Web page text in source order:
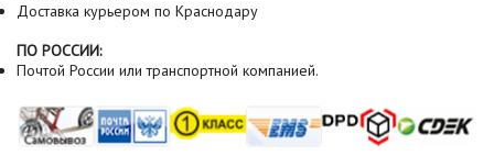
Доставка курьером по Краснодару
ПО РОССИИ:
Почтой России или транспортной компанией.